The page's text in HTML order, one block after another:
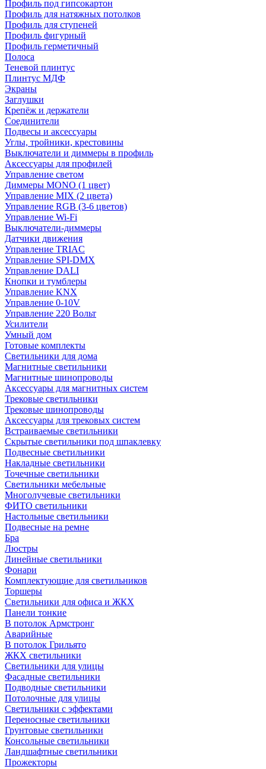
Профиль под гипсокартон
Профиль для натяжных потолков
Профиль для ступеней
Профиль фигурный
Профиль герметичный
Полоса
Теневой плинтус
Плинтус МДФ
Экраны
Заглушки
Крепёж и держатели
Соединители
Подвесы и аксессуары
Углы, тройники, крестовины
Выключатели и диммеры в профиль
Аксессуары для профилей
Управление светом
Диммеры MONO (1 цвет)
Управление MIX (2 цвета)
Управление RGB (3-6 цветов)
Управление Wi-Fi
Выключатели-диммеры
Датчики движения
Управление TRIAC
Управление SPI-DMX
Управление DALI
Кнопки и тумблеры
Управление KNX
Управление 0-10V
Управление 220 Вольт
Усилители
Умный дом
Готовые комплекты
Светильники для дома
Магнитные светильники
Магнитные шинопроводы
Аксессуары для магнитных систем
Трековые светильники
Трековые шинопроводы
Аксессуары для трековых систем
Встраиваемые светильники
Скрытые светильники под шпаклевку
Подвесные светильники
Накладные светильники
Точечные светильники
Светильники мебельные
Многолучевые светильники
ФИТО светильники
Настольные светильники
Подвесные на ремне
Бра
Люстры
Линейные светильники
Фонари
Комплектующие для светильников
Торшеры
Светильники для офиса и ЖКХ
Панели тонкие
В потолок Армстронг
Аварийные
В потолок Грильято
ЖКХ светильники
Светильники для улицы
Фасадные светильники
Подводные светильники
Потолочные для улицы
Светильники с эффектами
Переносные светильники
Грунтовые светильники
Консольные светильники
Ландшафтные светильники
Прожекторы